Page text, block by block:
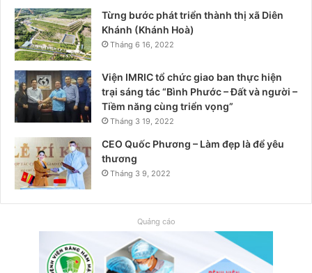
Từng bước phát triển thành thị xã Diên
Khánh (Khánh Hoà)
Tháng 6 16, 2022
Viện IMRIC tổ chức giao ban thực hiện
trại sáng tác “Bình Phước – Đất và người –
Tiềm năng cùng triển vọng”
Tháng 3 19, 2022
CEO Quốc Phương – Làm đẹp là để yêu
thương
Tháng 3 9, 2022
Quảng cáo